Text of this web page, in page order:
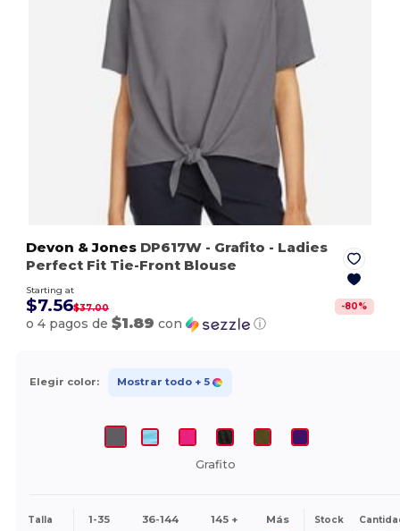
Devon & Jones DP617W - Grafito - Ladies
Perfect Fit Tie-Front Blouse
Starting at
$7.56$37.00 -80%
o 4 pagos de$1.89 con ⓘ
Elegir color: Mostrar todo + 5
Grafito
Talla 1-35 36-144 145 + Más Stock